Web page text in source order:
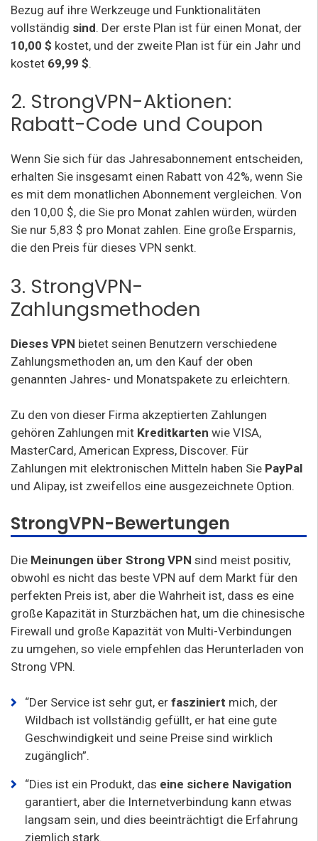
Bezug auf ihre Werkzeuge und Funktionalitäten
vollständig sind. Der erste Plan ist für einen Monat, der
10,00 $ kostet, und der zweite Plan ist für ein Jahr und
kostet 69,99 $.
2. StrongVPN-Aktionen:
Rabatt-Code und Coupon
Wenn Sie sich für das Jahresabonnement entscheiden,
erhalten Sie insgesamt einen Rabatt von 42%, wenn Sie
es mit dem monatlichen Abonnement vergleichen. Von
den 10,00 $, die Sie pro Monat zahlen würden, würden
Sie nur 5,83 $ pro Monat zahlen. Eine große Ersparnis,
die den Preis für dieses VPN senkt.
3. StrongVPN-
Zahlungsmethoden
Dieses VPN bietet seinen Benutzern verschiedene
Zahlungsmethoden an, um den Kauf der oben
genannten Jahres- und Monatspakete zu erleichtern.
Zu den von dieser Firma akzeptierten Zahlungen
gehören Zahlungen mit Kreditkarten wie VISA,
MasterCard, American Express, Discover. Für
Zahlungen mit elektronischen Mitteln haben Sie PayPal
und Alipay, ist zweifellos eine ausgezeichnete Option.
StrongVPN-Bewertungen
Die Meinungen über Strong VPN sind meist positiv,
obwohl es nicht das beste VPN auf dem Markt für den
perfekten Preis ist, aber die Wahrheit ist, dass es eine
große Kapazität in Sturzbächen hat, um die chinesische
Firewall und große Kapazität von Multi-Verbindungen
zu umgehen, so viele empfehlen das Herunterladen von
Strong VPN.
“Der Service ist sehr gut, er fasziniert mich, der
Wildbach ist vollständig gefüllt, er hat eine gute
Geschwindigkeit und seine Preise sind wirklich
zugänglich”.
“Dies ist ein Produkt, das eine sichere Navigation
garantiert, aber die Internetverbindung kann etwas
langsam sein, und dies beeinträchtigt die Erfahrung
ziemlich stark.